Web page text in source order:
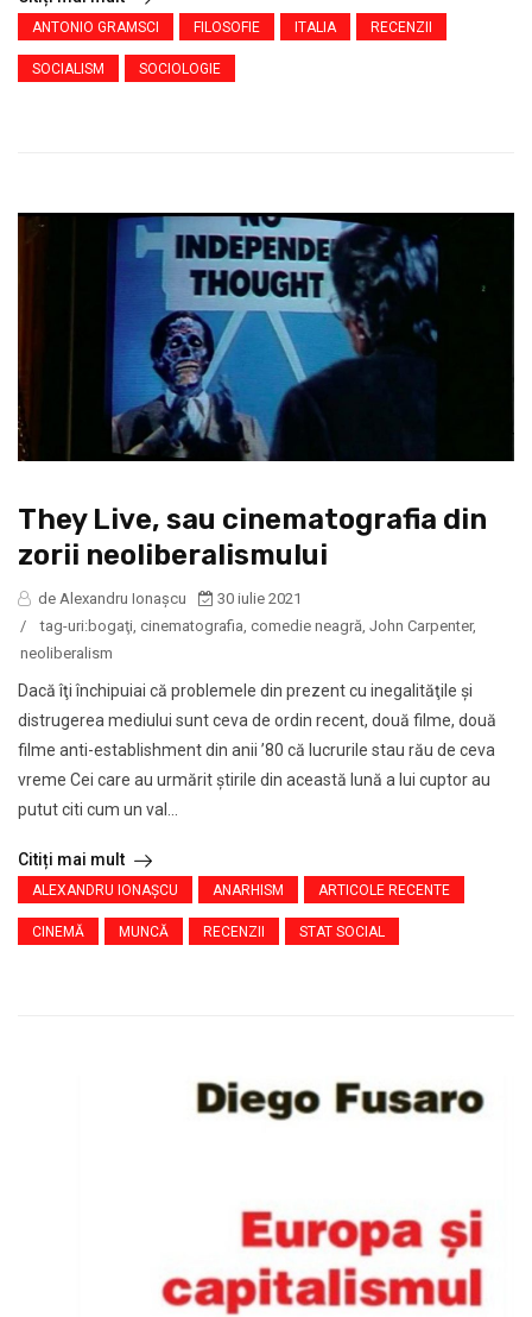
ANTONIO GRAMSCI FILOSOFIE ITALIA RECENZII
SOCIALISM SOCIOLOGIE
They Live, sau cinematografia din
zorii neoliberalismului
de Alexandru Ionaşcu
30 iulie 2021
/
tag-uri:bogaţi, cinematografia, comedie neagră, John Carpenter,
neoliberalism
Dacă îţi închipuiai că problemele din prezent cu inegalităţile şi
distrugerea mediului sunt ceva de ordin recent, două filme, două
filme anti-establishment din anii ’80 că lucrurile stau rău de ceva
vreme Cei care au urmărit ştirile din această lună a lui cuptor au
putut citi cum un val...
Citiți mai mult
ALEXANDRU IONAŞCU ANARHISM ARTICOLE RECENTE
CINEMĂ MUNCĂ RECENZII STAT SOCIAL